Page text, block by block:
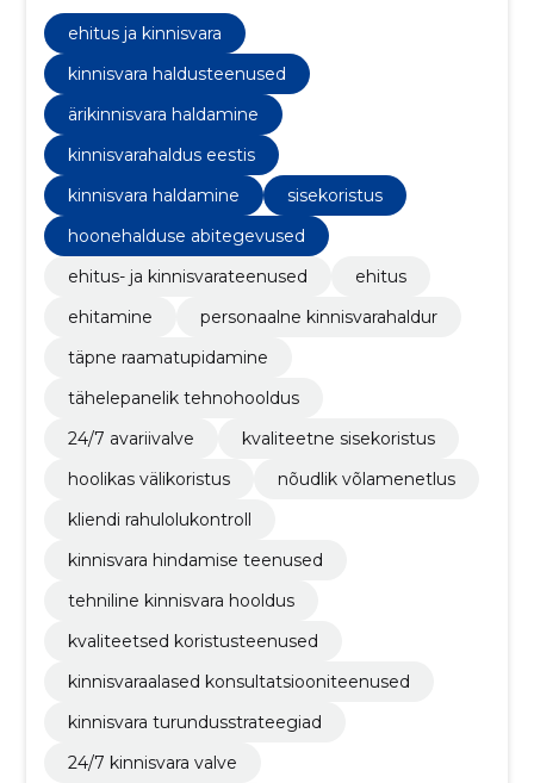
ehitus ja kinnisvara
kinnisvara haldusteenused
ärikinnisvara haldamine
kinnisvarahaldus eestis
kinnisvara haldamine
sisekoristus
hoonehalduse abitegevused
ehitus- ja kinnisvarateenused
ehitus
ehitamine
personaalne kinnisvarahaldur
täpne raamatupidamine
tähelepanelik tehnohooldus
24/7 avariivalve
kvaliteetne sisekoristus
hoolikas välikoristus
nõudlik võlamenetlus
kliendi rahulolukontroll
kinnisvara hindamise teenused
tehniline kinnisvara hooldus
kvaliteetsed koristusteenused
kinnisvaraalased konsultatsiooniteenused
kinnisvara turundusstrateegiad
24/7 kinnisvara valve